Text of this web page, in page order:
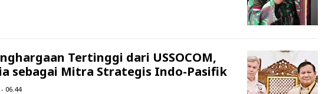
Tertinggi dari USSOCOM,
sebagai Mitra Strategis Indo-Pasifik
06.44